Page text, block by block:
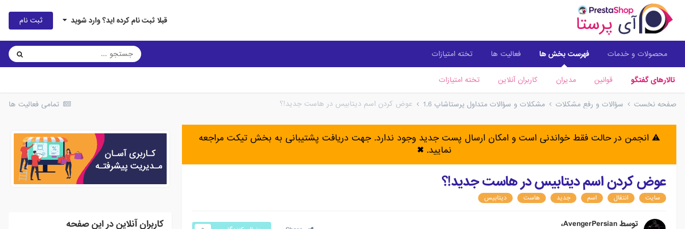
قبلا ثبت نام کرده اید؟ وارد شوید ثبت نام
محصولات و خدمات فهرست بخش ها
تالارهای گفتگو قوانین مدیران کاربران آنلاین تخته امتیازات
فعالیت ها تخته امتیازات
تمامی فعالیت ها صفحه نخست سؤالات و رفع مشکلات مشکلات و سؤالات متداول پرستاشاپ 1.6 عوض کردن اسم دیتابیس در هاست جدید!؟
⚠️ انجمن در حالت فقط خواندنی است و امکان ارسال پست جدید وجود ندارد. جهت دریافت پشتیبانی به بخش تیکت مراجعه
نمایید. ✖
عوض کردن اسم دیتابیس در هاست جدید!؟
سایت انتقال اسم جدید هاست دیتابیس
توسطAvengerPersian،
کاربران آنلاین در این صفحه